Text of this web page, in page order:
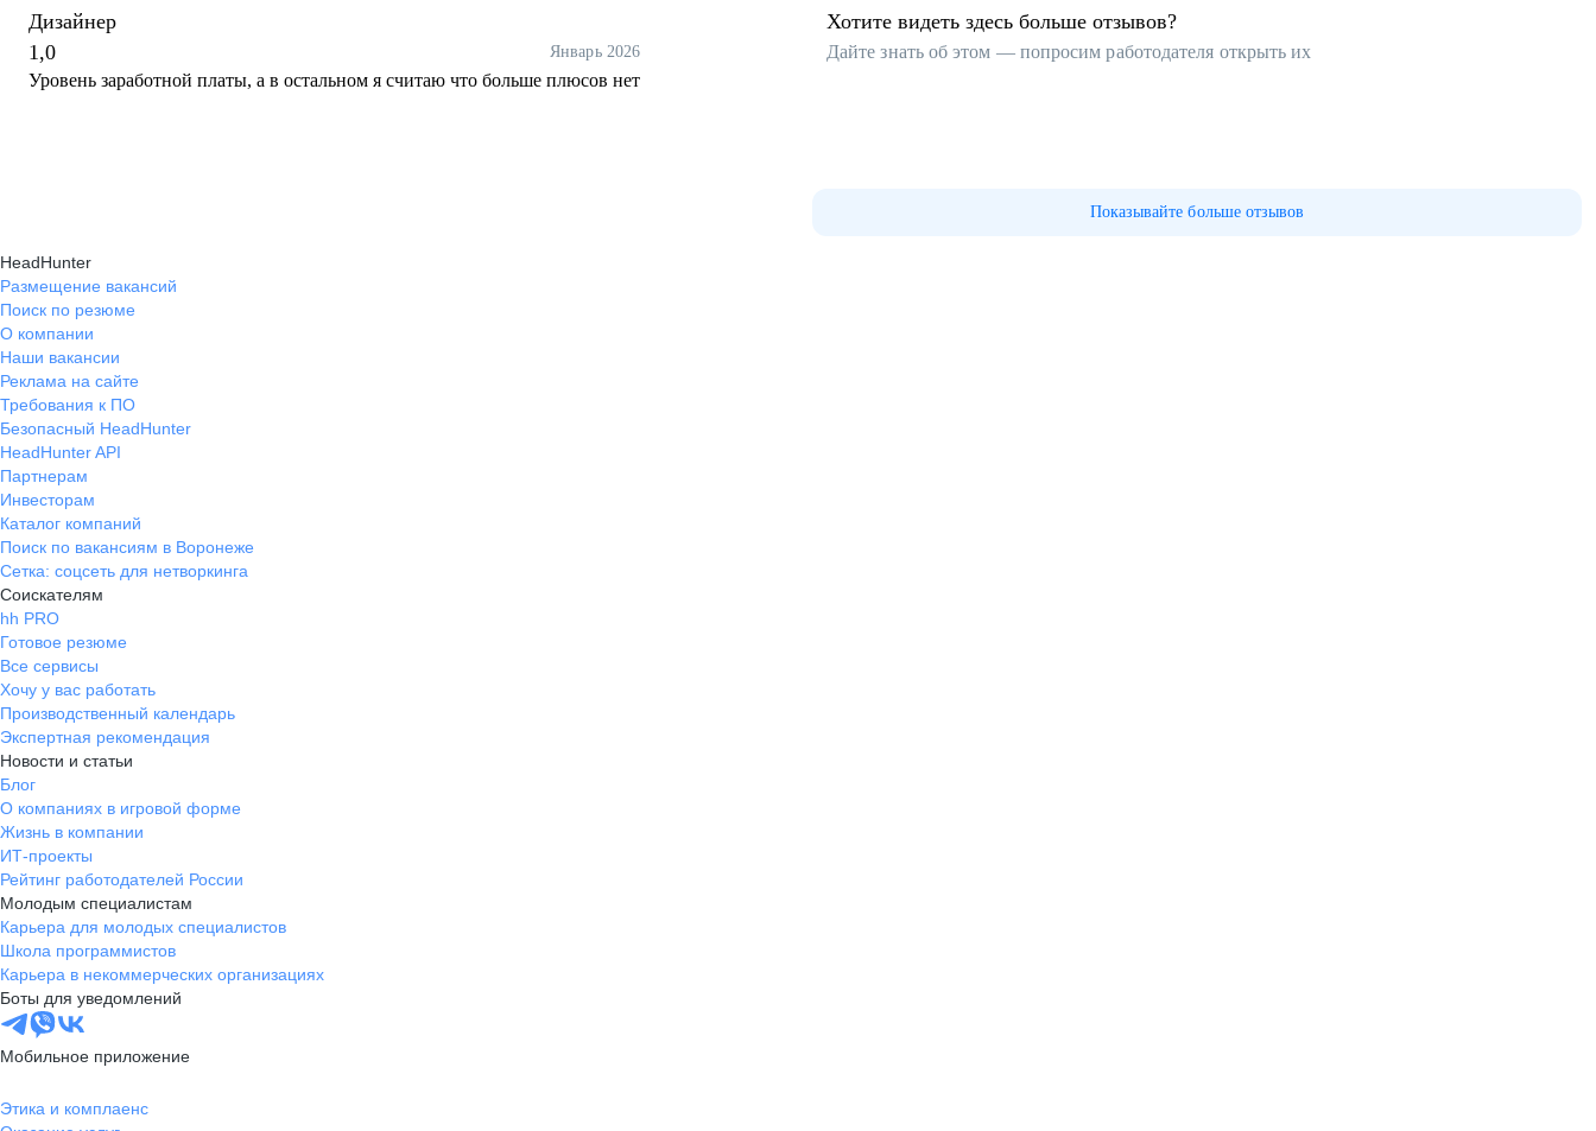
Дизайнер
1,0
Январь 2026
Уровень заработной платы, а в остальном я считаю что больше плюсов нет
Хотите видеть здесь больше отзывов?
Дайте знать об этом — попросим работодателя открыть их
Показывайте больше отзывов
HeadHunter
Размещение вакансий
Поиск по резюме
О компании
Наши вакансии
Реклама на сайте
Требования к ПО
Безопасный HeadHunter
HeadHunter API
Партнерам
Инвесторам
Каталог компаний
Поиск по вакансиям в Воронеже
Сетка: соцсеть для нетворкинга
Соискателям
hh PRO
Готовое резюме
Все сервисы
Хочу у вас работать
Производственный календарь
Экспертная рекомендация
Новости и статьи
Блог
О компаниях в игровой форме
Жизнь в компании
ИТ-проекты
Рейтинг работодателей России
Молодым специалистам
Карьера для молодых специалистов
Школа программистов
Карьера в некоммерческих организациях
Боты для уведомлений
Мобильное приложение
Этика и комплаенс